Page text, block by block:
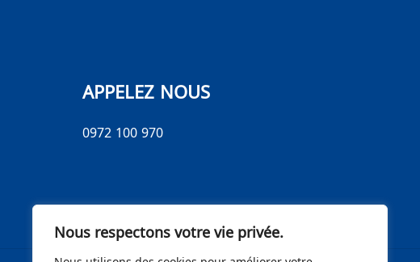
Nous respectons votre vie privée.
APPELEZ NOUS
0972 100 970